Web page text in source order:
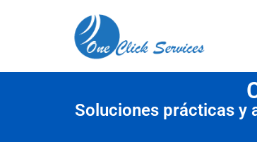
Soluciones prácticas y